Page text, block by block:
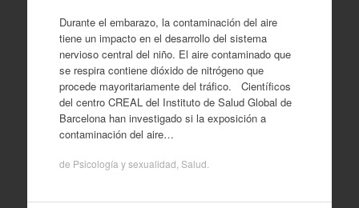
Durante el embarazo, la contaminación del aire
tiene un impacto en el desarrollo del sistema
nervioso central del niño. El aire contaminado que
se respira contiene dióxido de nitrógeno que
procede mayoritariamente del tráfico. Científicos
del centro CREAL del Instituto de Salud Global de
Barcelona han investigado si la exposición a
contaminación del aire…
de Psicología y sexualidad Salud